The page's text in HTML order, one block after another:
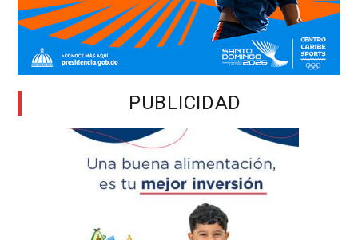
PUBLICIDAD